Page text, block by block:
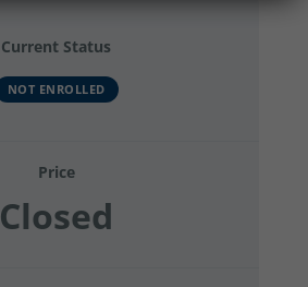
Current Status
NOT ENROLLED
Price
Closed